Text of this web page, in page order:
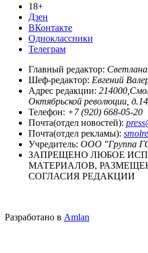
18+
Дзен
ВКонтакте
Одноклассники
Телеграм
Главный редактор:
Шеф-редактор: Евгений
Адрес редакции:
Октябрьской революции,
Телефон: +7 (920) 668-05-20
Почта(отдел новостей):
Почта(отдел рекламы):
Учредитель: ООО "Группа
ЗАПРЕЩЕНО ЛЮБОЕ
МАТЕРИАЛОВ,
СОГЛАСИЯ РЕДАКЦИИ
Разработано в Amlan